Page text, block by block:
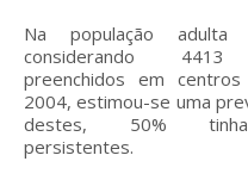
Na população adulta
considerando 4413
preenchidos em
2004, estimou-se uma
destes, 50%
persistentes.